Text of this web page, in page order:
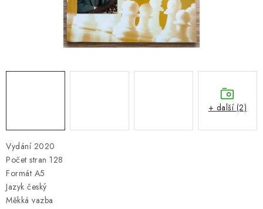
Vydání 2020
Počet stran 128
Formát A5
Jazyk český
Měkká vazba
+ další (2)